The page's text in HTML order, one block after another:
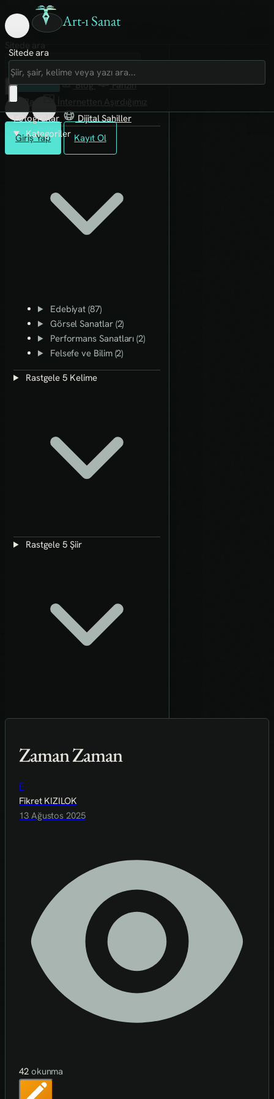
Art-ı Sanat
Giriş Yap Kayıt Ol
Sitede ara
Art-ı Sosyal
İmece
Kütüphane
Blog
Fanzin
Rafları
Fotoğraflar
Dijital Sahiller
Kategoriler
Edebiyat (87)
Görsel Sanatlar (2)
Performans Sanatları (2)
Felsefe ve Bilim (2)
Rastgele 5 Kelime
Rastgele 5 Şiir
Zaman Zaman
F
Fikret KIZILOK
13 Ağustos 2025
42 okunma